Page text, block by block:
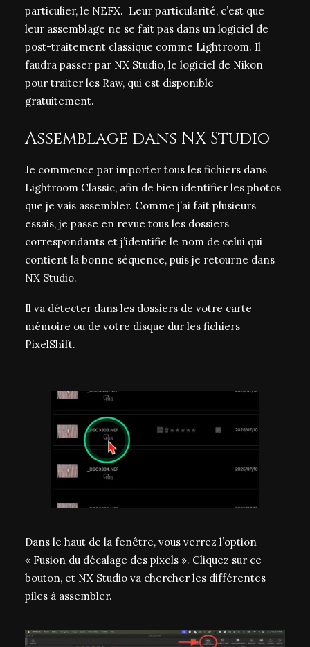
particulier, le NEFX. Leur particularité, c’est que
leur assemblage ne se fait pas dans un logiciel de
post-traitement classique comme Lightroom. Il
faudra passer par NX Studio, le logiciel de Nikon
pour traiter les Raw, qui est disponible
gratuitement.
Assemblage dans NX Studio
Je commence par importer tous les fichiers dans
Lightroom Classic, afin de bien identifier les photos
que je vais assembler. Comme j’ai fait plusieurs
essais, je passe en revue tous les dossiers
correspondants et j’identifie le nom de celui qui
contient la bonne séquence, puis je retourne dans
NX Studio.
Il va détecter dans les dossiers de votre carte
mémoire ou de votre disque dur les fichiers
PixelShift.
Dans le haut de la fenêtre, vous verrez l’option
« Fusion du décalage des pixels ». Cliquez sur ce
bouton, et NX Studio va chercher les différentes
piles à assembler.